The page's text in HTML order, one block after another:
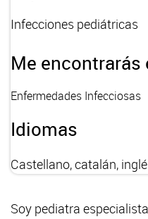
Infecciones pediátricas
Me encontrarás
Enfermedades Infecciosas
Idiomas
Castellano, catalán,
Soy pediatra